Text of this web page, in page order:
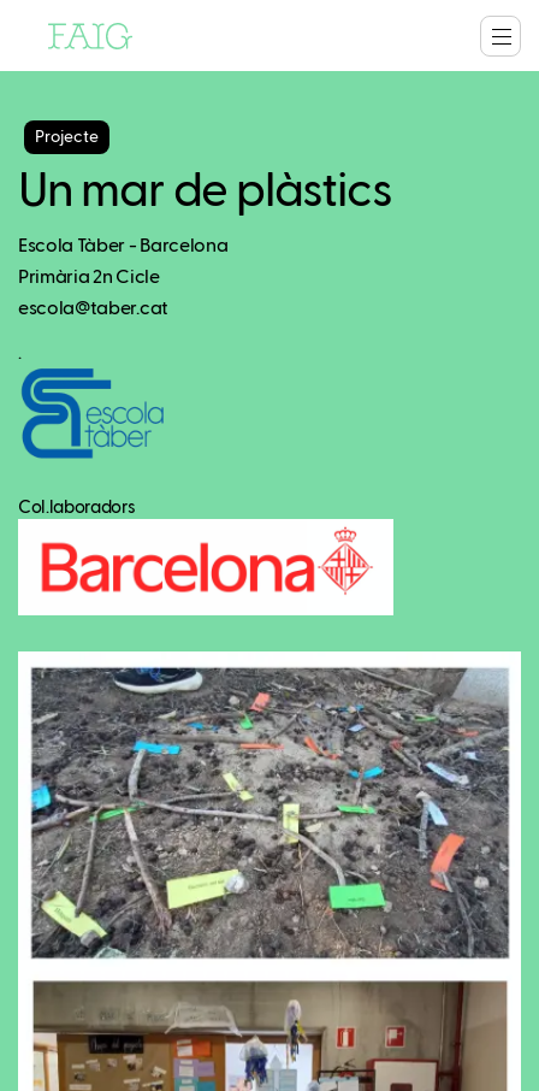
Projecte
Un mar de plàstics
Escola Tàber - Barcelona
Primària 2n Cicle
escola@taber.cat
.
Col.laboradors